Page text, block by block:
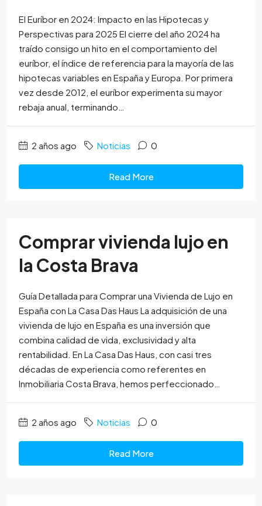
El Euríbor en 2024: Impacto en las Hipotecas y
Perspectivas para 2025 El cierre del año 2024 ha
traído consigo un hito en el comportamiento del
euríbor, el índice de referencia para la mayoría de las
hipotecas variables en España y Europa. Por primera
vez desde 2012, el euríbor experimenta su mayor
rebaja anual, terminando…
2 años ago Noticias 0
Read More
Comprar vivienda lujo en
la Costa Brava
Guía Detallada para Comprar una Vivienda de Lujo en
España con La Casa Das Haus La adquisición de una
vivienda de lujo en España es una inversión que
combina calidad de vida, exclusividad y alta
rentabilidad. En La Casa Das Haus, con casi tres
décadas de experiencia como referentes en
Inmobiliaria Costa Brava, hemos perfeccionado…
2 años ago Noticias 0
Read More